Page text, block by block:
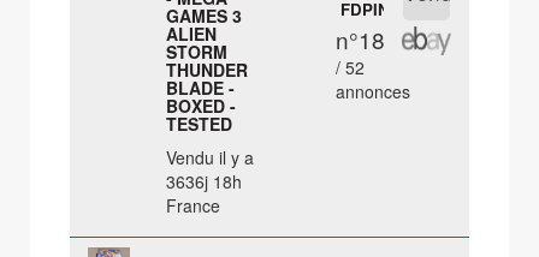
GAMES 3
ALIEN
STORM
THUNDER
BLADE -
BOXED -
TESTED
Vendu il y a
3636j 18h
France
FDPIN
n°18
/ 52
annonces